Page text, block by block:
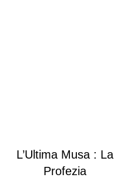
L’Ultima Musa : La
Profezia